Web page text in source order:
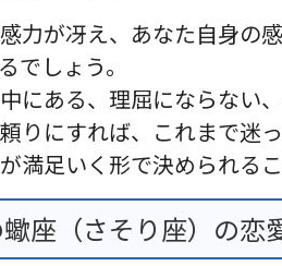
力が冴え、あなた自身の
でしょう。
にある、理屈にならない
りにすれば、これまで迷
満足いく形で決められるこ
座（さそり座）の恋